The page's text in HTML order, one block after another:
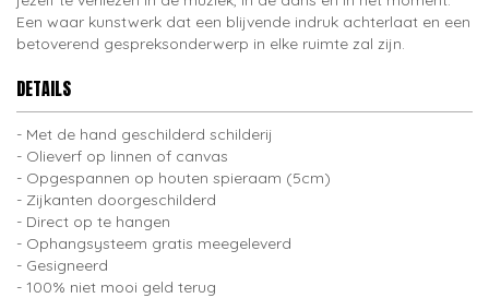
Een waar kunstwerk dat een blijvende indruk achterlaat en een
betoverend gespreksonderwerp in elke ruimte zal zijn.
DETAILS
Met de hand geschilderd schilderij
Olieverf op linnen of canvas
Opgespannen op houten spieraam (5cm)
Zijkanten doorgeschilderd
Direct op te hangen
Ophangsysteem gratis meegeleverd
Gesigneerd
100% niet mooi geld terug